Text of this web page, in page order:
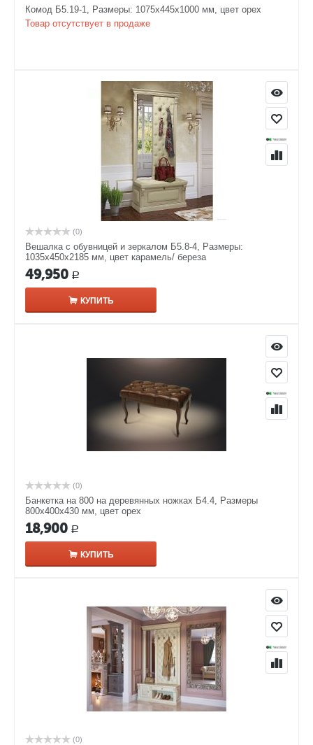
Комод Б5.19-1, Размеры: 1075х445х1000 мм, цвет орех
Товар отсутствует в продаже
(0)
Вешалка с обувницей и зеркалом Б5.8-4, Размеры:
1035х450х2185 мм, цвет карамель/ береза
49,950 Р
КУПИТЬ
(0)
Банкетка на 800 на деревянных ножках Б4.4, Размеры
800х400х430 мм, цвет орех
18,900 Р
КУПИТЬ
(0)